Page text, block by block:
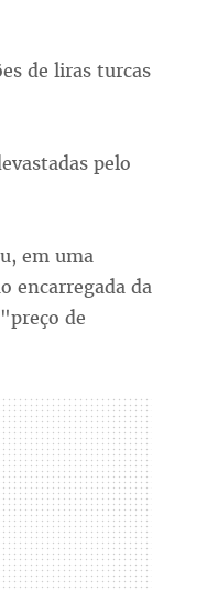
de liras turcas
pelo
em uma
encarregada da
de